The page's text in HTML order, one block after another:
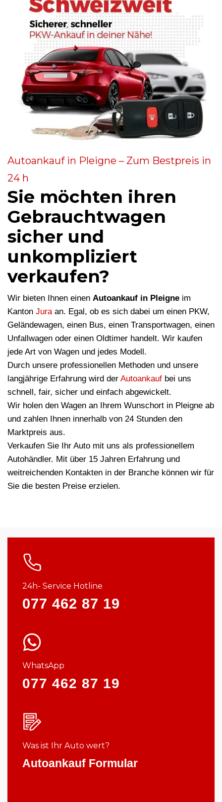
Autoankauf in Pleigne – Zum Bestpreis in
24 h
Sie möchten ihren
Gebrauchtwagen
sicher und
unkompliziert
verkaufen?
Wir bieten Ihnen einen Autoankauf in Pleigne im
Kanton Juraan. Egal, ob es sich dabei um einen PKW,
Geländewagen, einen Bus, einen Transportwagen, einen
Unfallwagen oder einen Oldtimer handelt. Wir kaufen
jede Art von Wagen und jedes Modell.
Durch unsere professionellen Methoden und unsere
langjährige Erfahrung wird der Autoankauf bei uns
schnell, fair, sicher und einfach abgewickelt.
Wir holen den Wagen an Ihrem Wunschort in Pleigne ab
und zahlen Ihnen innerhalb von 24 Stunden den
Marktpreis aus.
Verkaufen Sie Ihr Auto mit uns als professionellem
Autohändler. Mit über 15 Jahren Erfahrung und
weitreichenden Kontakten in der Branche können wir für
Sie die besten Preise erzielen.
24h- Service Hotline
077 462 87 19
WhatsApp
077 462 87 19
Was ist Ihr Auto wert?
Autoankauf Formular